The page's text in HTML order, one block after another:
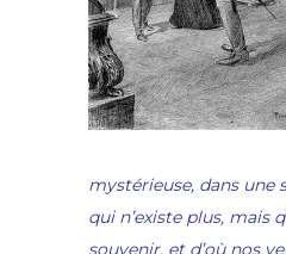
mystérieuse, dans une
qui n’existe plus, mais
souvenir, et d’où nos